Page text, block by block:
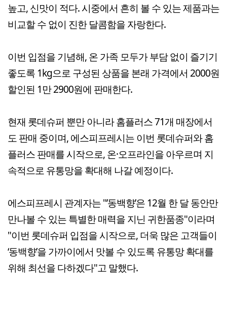
높고, 신맛이 적다. 시중에서 흔히 볼 수 있는 제품과는
비교할 수 없이 진한 달콤함을 자랑한다.
이번 입점을 기념해, 온 가족 모두가 부담 없이 즐기기
좋도록 1kg으로 구성된 상품을 본래 가격에서 2000원
할인된 1만 2900원에 판매한다.
현재 롯데슈퍼 뿐만 아니라 홈플러스 71개 매장에서
도 판매 중이며, 에스피프레시는 이번 롯데슈퍼와 홈
플러스 판매를 시작으로, 온·오프라인을 아우르며 지
속적으로 유통망을 확대해 나갈 예정이다.
에스피프레시 관계자는 "’동백향’은 12월 한 달 동안만
만나볼 수 있는 특별한 매력을 지닌 귀한품종"이라며
"이번 롯데슈퍼 입점을 시작으로, 더욱 많은 고객들이
‘동백향’을 가까이에서 맛볼 수 있도록 유통망 확대를
위해 최선을 다하겠다"고 말했다.